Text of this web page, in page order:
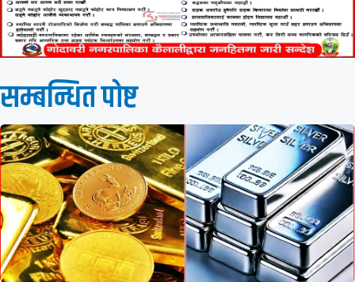
सम्बन्धित पाेष्ट